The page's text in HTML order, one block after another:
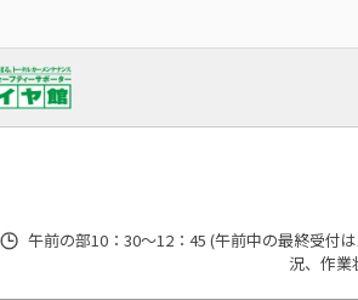
午前の部10：30～12：45 (午前中の最終受
況、作業